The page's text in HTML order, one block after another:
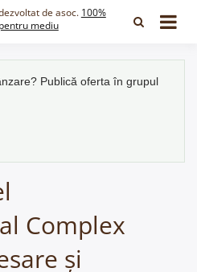
de asoc. 100%
pentru mediu
Publică oferta în grupul
Complex
și